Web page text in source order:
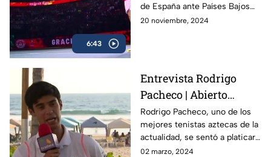
6:43
de España ante Países Bajos
en la Copa Davis, dejando un
20 noviembre, 2024
Entrevista Rodrigo
Pacheco | Abierto
Mexicano de Tenis
Rodrigo Pacheco, uno de los
mejores tenistas aztecas de la
actualidad, se sentó a platicar
con TV Azteca previo al
02 marzo, 2024